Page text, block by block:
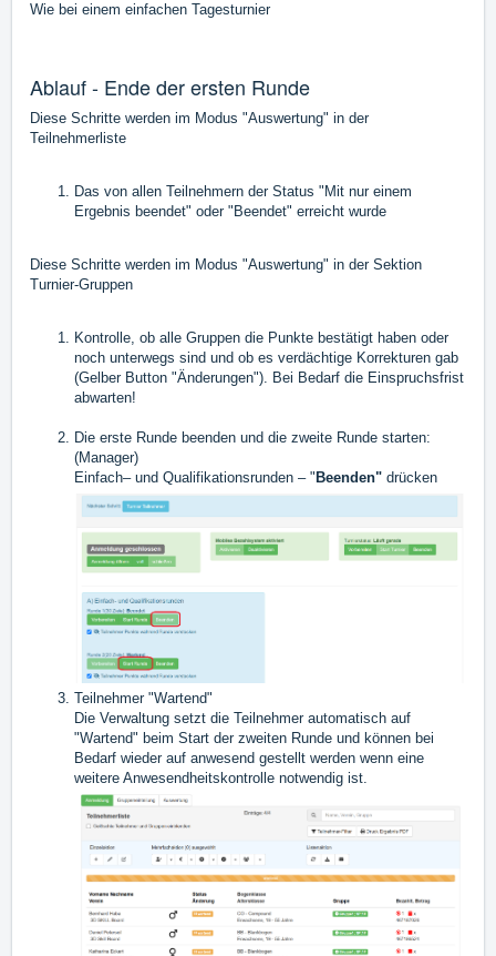
Wie bei einem einfachen Tagesturnier
Ablauf - Ende der ersten Runde
Diese Schritte werden im Modus "Auswertung" in der
Teilnehmerliste
Das von allen Teilnehmern der Status "Mit nur einem
Ergebnis beendet" oder "Beendet" erreicht wurde
Diese Schritte werden im Modus "Auswertung" in der Sektion
Turnier-Gruppen
Kontrolle, ob alle Gruppen die Punkte bestätigt haben oder
noch unterwegs sind und ob es verdächtige Korrekturen gab
(Gelber Button "Änderungen"). Bei Bedarf die Einspruchsfrist
abwarten!
Die erste Runde beenden und die zweite Runde starten:
(Manager)
Einfach– und Qualifikationsrunden – " Beenden" drücken
Teilnehmer "Wartend"
Die Verwaltung setzt die Teilnehmer automatisch auf
"Wartend" beim Start der zweiten Runde und können bei
Bedarf wieder auf anwesend gestellt werden wenn eine
weitere Anwesendheitskontrolle notwendig ist.